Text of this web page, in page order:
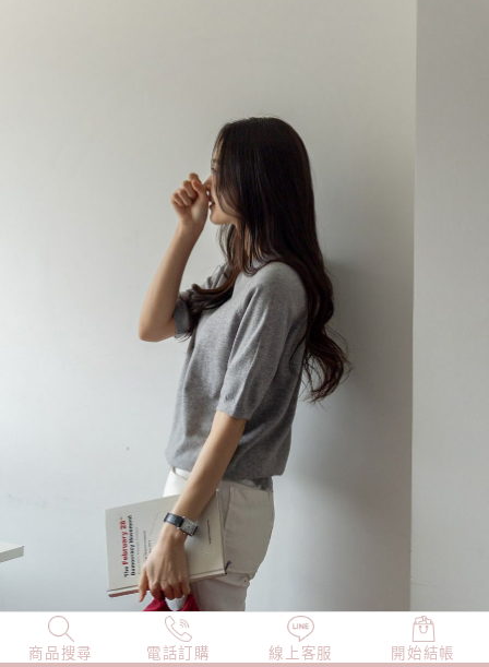
商品搜尋 電話訂購 線上客服 開始結帳
NEW 店長精選 TOP100 小編穿搭